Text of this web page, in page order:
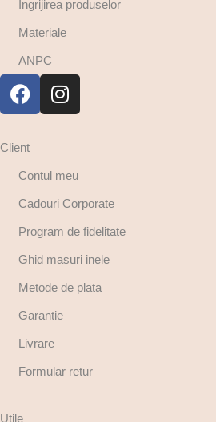
Ingrijirea produselor
Materiale
ANPC
Client
Contul meu
Cadouri Corporate
Program de fidelitate
Ghid masuri inele
Metode de plata
Garantie
Livrare
Formular retur
Utile